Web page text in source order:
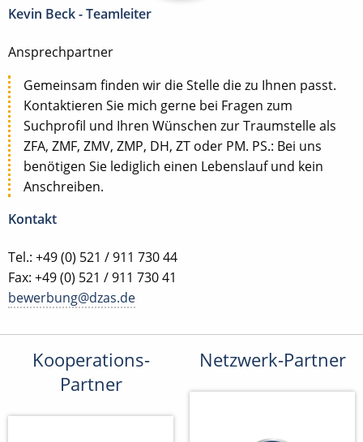
Kevin Beck - Teamleiter
Ansprechpartner
Gemeinsam finden wir die Stelle die zu Ihnen passt.
Kontaktieren Sie mich gerne bei Fragen zum
Suchprofil und Ihren Wünschen zur Traumstelle als
ZFA, ZMF, ZMV, ZMP, DH, ZT oder PM. PS.: Bei uns
benötigen Sie lediglich einen Lebenslauf und kein
Anschreiben.
Kontakt
Tel.: +49 (0) 521 / 911 730 44
Fax: +49 (0) 521 / 911 730 41
bewerbung@dzas.de
Kooperations-
Partner
Netzwerk-Partner